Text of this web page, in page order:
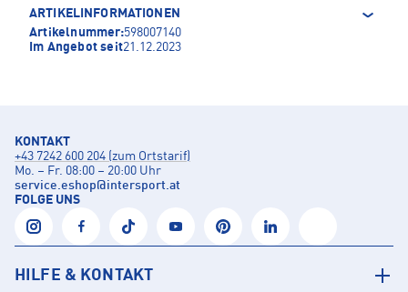
ARTIKELINFORMATIONEN
Artikelnummer:598007140
Im Angebot seit21.12.2023
KONTAKT
+43 7242 600 204 (zum Ortstarif)
Mo. – Fr. 08:00 – 20:00 Uhr
service.eshop@intersport.at
FOLGE UNS
HILFE & KONTAKT